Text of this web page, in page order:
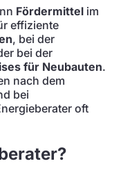
Fördermittel im
effiziente
, bei der
bei der
für Neubauten.
nach dem
bei
oft